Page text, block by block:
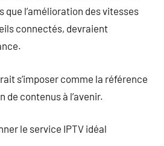
l’amélioration des vitesses
connectés, devraient
s’imposer comme la référence
de contenus à l’avenir.
le service IPTV idéal